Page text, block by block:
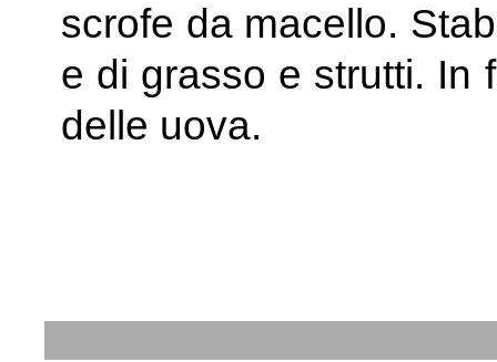
scrofe da macello.
e di grasso e strutti. In
delle uova.